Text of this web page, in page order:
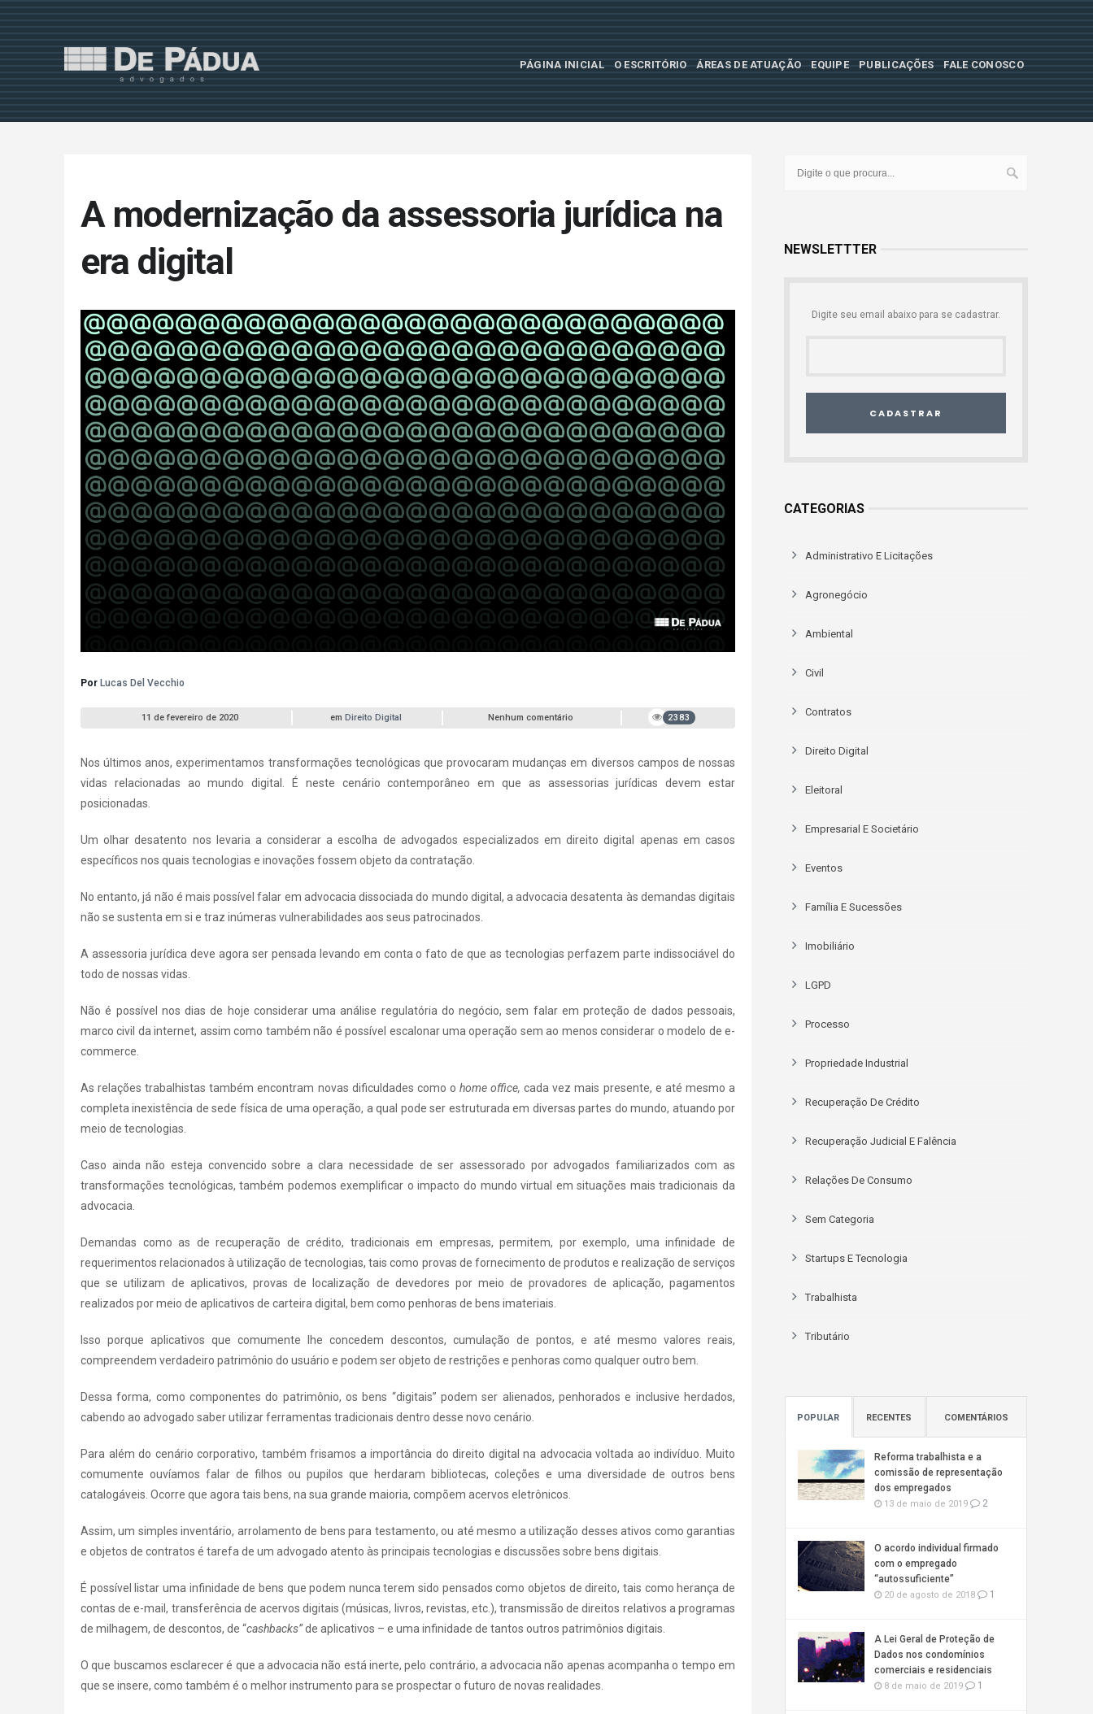
PÁGINA INICIAL O ESCRITÓRIO ÁREAS DE ATUAÇÃO EQUIPE PUBLICAÇÕES FALE CONOSCO
A modernização da assessoria jurídica na
era digital
Por Lucas Del Vecchio
11 de fevereiro de 2020 em Direito Digital Nenhum comentário 2383
Nos últimos anos, experimentamos transformações tecnológicas que provocaram mudanças em diversos campos de nossas
vidas relacionadas ao mundo digital. É neste cenário contemporâneo em que as assessorias jurídicas devem estar
posicionadas.
Um olhar desatento nos levaria a considerar a escolha de advogados especializados em direito digital apenas em casos
específicos nos quais tecnologias e inovações fossem objeto da contratação.
No entanto, já não é mais possível falar em advocacia dissociada do mundo digital, a advocacia desatenta às demandas digitais
não se sustenta em si e traz inúmeras vulnerabilidades aos seus patrocinados.
A assessoria jurídica deve agora ser pensada levando em conta o fato de que as tecnologias perfazem parte indissociável do
todo de nossas vidas.
Não é possível nos dias de hoje considerar uma análise regulatória do negócio, sem falar em proteção de dados pessoais,
marco civil da internet, assim como também não é possível escalonar uma operação sem ao menos considerar o modelo de e-
commerce.
As relações trabalhistas também encontram novas dificuldades como o home office, cada vez mais presente, e até mesmo a
completa inexistência de sede física de uma operação, a qual pode ser estruturada em diversas partes do mundo, atuando por
meio de tecnologias.
Caso ainda não esteja convencido sobre a clara necessidade de ser assessorado por advogados familiarizados com as
transformações tecnológicas, também podemos exemplificar o impacto do mundo virtual em situações mais tradicionais da
advocacia.
Demandas como as de recuperação de crédito, tradicionais em empresas, permitem, por exemplo, uma infinidade de
requerimentos relacionados à utilização de tecnologias, tais como provas de fornecimento de produtos e realização de serviços
que se utilizam de aplicativos, provas de localização de devedores por meio de provadores de aplicação, pagamentos
realizados por meio de aplicativos de carteira digital, bem como penhoras de bens imateriais.
Isso porque aplicativos que comumente lhe concedem descontos, cumulação de pontos, e até mesmo valores reais,
compreendem verdadeiro patrimônio do usuário e podem ser objeto de restrições e penhoras como qualquer outro bem.
Dessa forma, como componentes do patrimônio, os bens “digitais” podem ser alienados, penhorados e inclusive herdados,
cabendo ao advogado saber utilizar ferramentas tradicionais dentro desse novo cenário.
Para além do cenário corporativo, também frisamos a importância do direito digital na advocacia voltada ao indivíduo. Muito
comumente ouvíamos falar de filhos ou pupilos que herdaram bibliotecas, coleções e uma diversidade de outros bens
catalogáveis. Ocorre que agora tais bens, na sua grande maioria, compõem acervos eletrônicos.
Assim, um simples inventário, arrolamento de bens para testamento, ou até mesmo a utilização desses ativos como garantias
e objetos de contratos é tarefa de um advogado atento às principais tecnologias e discussões sobre bens digitais.
É possível listar uma infinidade de bens que podem nunca terem sido pensados como objetos de direito, tais como herança de
contas de e-mail, transferência de acervos digitais (músicas, livros, revistas, etc.), transmissão de direitos relativos a programas
de milhagem, de descontos, de “cashbacks”de aplicativos – e uma infinidade de tantos outros patrimônios digitais.
O que buscamos esclarecer é que a advocacia não está inerte, pelo contrário, a advocacia não apenas acompanha o tempo em
que se insere, como também é o melhor instrumento para se prospectar o futuro de novas realidades.
NEWSLETTTER
Digite seu email abaixo para se cadastrar.
CADASTRAR
CATEGORIAS
Administrativo E Licitações
Agronegócio
Ambiental
Civil
Contratos
Direito Digital
Eleitoral
Empresarial E Societário
Eventos
Família E Sucessões
Imobiliário
LGPD
Processo
Propriedade Industrial
Recuperação De Crédito
Recuperação Judicial E Falência
Relações De Consumo
Sem Categoria
Startups E Tecnologia
Trabalhista
Tributário
POPULAR RECENTES COMENTÁRIOS
Reforma trabalhista e a
comissão de representação
dos empregados
13 de maio de 2019 2
O acordo individual firmado
com o empregado
“autossuficiente”
20 de agosto de 2018 1
A Lei Geral de Proteção de
Dados nos condomínios
comerciais e residenciais
8 de maio de 2019 1